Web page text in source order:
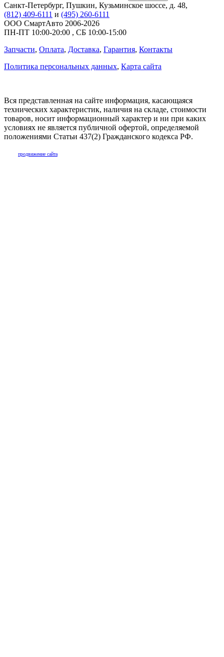
Санкт-Петербург, Пушкин, Кузьминское шоссе, д. 48,
(812) 409-6111 и (495) 260-6111
ООО СмартАвто 2006-2026
ПН-ПТ 10:00-20:00 , СБ 10:00-15:00
Запчасти, Оплата, Доставка, Гарантия, Контакты
Политика персональных данных, Карта сайта
Вся представленная на сайте информация, касающаяся
технических характеристик, наличия на складе, стоимости
товаров, носит информационный характер и ни при каких
условиях не является публичной офертой, определяемой
положениями Статьи 437(2) Гражданского кодекса РФ.
продвижение сайта